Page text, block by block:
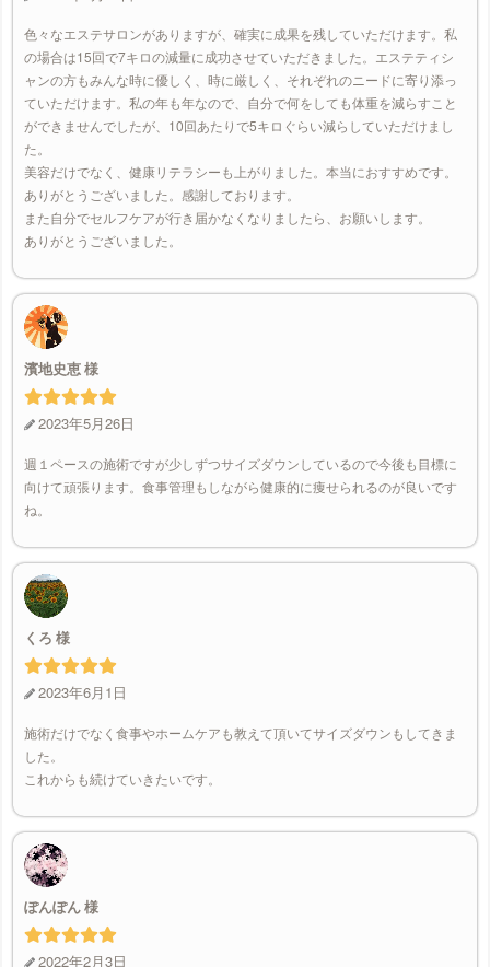
色々なエステサロンがありますが、確実に成果を残していただけます。私
の場合は15回で7キロの減量に成功させていただきました。エステティシ
ャンの方もみんな時に優しく、時に厳しく、それぞれのニードに寄り添っ
ていただけます。私の年も年なので、自分で何をしても体重を減らすこと
ができませんでしたが、10回あたりで5キロぐらい減らしていただけまし
た。
美容だけでなく、健康リテラシーも上がりました。本当におすすめです。
ありがとうございました。感謝しております。
また自分でセルフケアが行き届かなくなりましたら、お願いします。
ありがとうございました。
濱地史恵
2023年5月26日
週１ペースの施術ですが少しずつサイズダウンしているので今後も目標に
向けて頑張ります。食事管理もしながら健康的に痩せられるのが良いです
ね。
くろ
2023年6月1日
施術だけでなく食事やホームケアも教えて頂いてサイズダウンもしてきま
した。
これからも続けていきたいです。
ぽんぽん
2022年2月3日